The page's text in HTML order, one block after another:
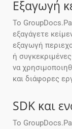
Εξαγωγή
Το
εξαγάγετε
εξαγωγή
ή
να
και διάφορες
SDK και
Το